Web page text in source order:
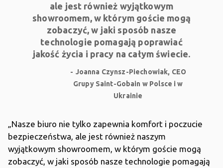
ale jest również wyjątkowym
showroomem, w którym goście mogą
zobaczyć, w jaki sposób nasze
technologie pomagają poprawiać
jakość życia i pracy na całym świecie.
Joanna Czynsz-Piechowiak, CEO
Grupy Saint-Gobain w Polsce i w
Ukrainie
„Nasze biuro nie tylko zapewnia komfort i poczucie
bezpieczeństwa, ale jest również naszym
wyjątkowym showroomem, w którym goście mogą
zobaczyć, w jaki sposób nasze technologie pomagają